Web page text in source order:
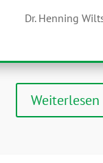
Dr. Henning
Weiterlesen